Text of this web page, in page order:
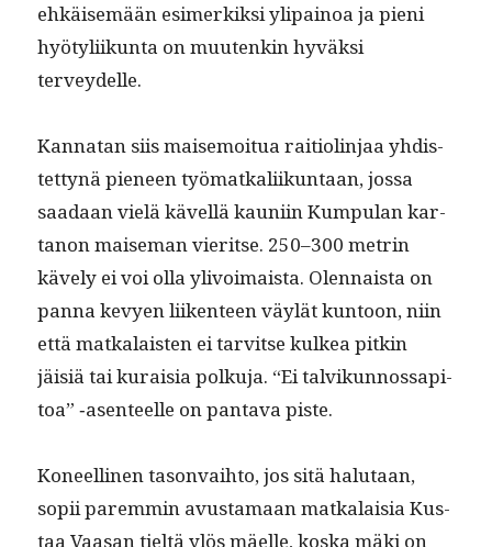
ehkäisemään esimerkik­si yli­pain­oa ja pieni
hyötyli­ikun­ta on muutenkin hyväk­si
terveydelle.
Kan­natan siis maise­moitua raiti­olin­jaa yhdis­
tet­tynä pie­neen työ­matkali­ikun­taan, jos­sa
saadaan vielä kävel­lä kau­ni­in Kumpu­lan kar­
tanon maise­man vier­itse. 250–300 metrin
käve­ly ei voi olla ylivoimaista. Olen­naista on
pan­na kevyen liiken­teen väylät kun­toon, niin
että matkalais­ten ei tarvitse kulkea pitkin
jäisiä tai kuraisia polku­ja. “Ei talvikun­nos­s­api­
toa” ‑asen­teelle on pan­ta­va piste.
Koneelli­nen tason­va­i­h­to, jos sitä halu­taan,
sopii parem­min avus­ta­maan matkalaisia Kus­
taa Vaasan tieltä ylös mäelle, kos­ka mäki on